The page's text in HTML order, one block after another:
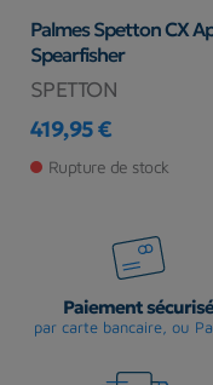
Palmes Spetton CX
Spearfisher
SPETTON
Prix
419,95 €
Rupture de stock
Paiement
par carte bancaire, ou